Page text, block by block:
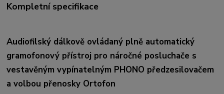
Kompletní specifikace
Audiofilský dálkově ovládaný plně automatický
gramofonový přístroj pro náročné posluchače s
vestavěným vypínatelným PHONO předzesilovačem
a volbou přenosky Ortofon